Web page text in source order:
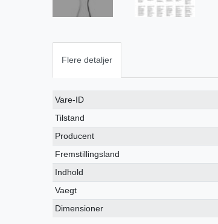
Flere detaljer
Vare-ID
Tilstand
Producent
Fremstillingsland
Indhold
Vaegt
Dimensioner